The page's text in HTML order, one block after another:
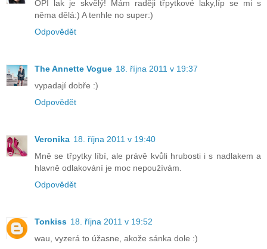
OPI lak je skvělý! Mám raději třpytkové laky,líp se mi s
něma dělá:) A tenhle no super:)
Odpovědět
The Annette Vogue 18. října 2011 v 19:37
vypadají dobře :)
Odpovědět
Veronika 18. října 2011 v 19:40
Mně se třpytky líbí, ale právě kvůli hrubosti i s nadlakem a
hlavně odlakování je moc nepoužívám.
Odpovědět
Tonkiss 18. října 2011 v 19:52
wau, vyzerá to úžasne, akože sánka dole :)